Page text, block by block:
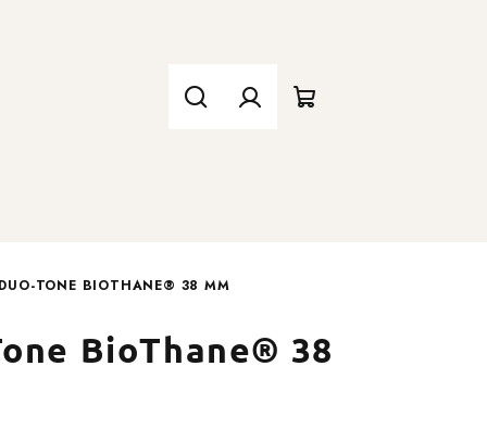
TONE BIOTHANE® 38 MM
BioThane® 38